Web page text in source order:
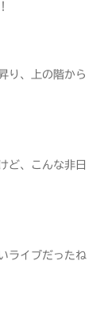
り、上の階から
ど、こんな非日
ライブだったね